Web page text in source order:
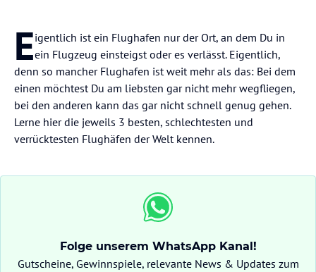
Eigentlich ist ein Flughafen nur der Ort, an dem Du in
ein Flugzeug einsteigst oder es verlässt. Eigentlich,
denn so mancher Flughafen ist weit mehr als das: Bei dem
einen möchtest Du am liebsten gar nicht mehr wegfliegen,
bei den anderen kann das gar nicht schnell genug gehen.
Lerne hier die jeweils 3 besten, schlechtesten und
verrücktesten Flughäfen der Welt kennen.
Folge unserem WhatsApp Kanal!
Gutscheine, Gewinnspiele, relevante News & Updates zum